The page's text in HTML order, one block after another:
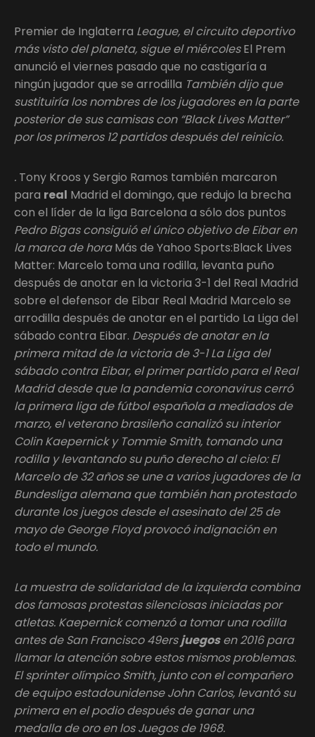
Premier de Inglaterra League, el circuito deportivo
más visto del planeta, sigue el miércolesEl Prem
anunció el viernes pasado que no castigaría a
ningún jugador que se arrodilla También dijo que
sustituiría los nombres de los jugadores en la parte
posterior de sus camisas con “Black Lives Matter”
por los primeros 12 partidos después del reinicio.
. Tony Kroos y Sergio Ramos también marcaron
para real Madrid el domingo, que redujo la brecha
con el líder de la liga Barcelona a sólo dos puntos
Pedro Bigas consiguió el único objetivo de Eibar en
la marca de horaMás de Yahoo Sports:Black Lives
Matter: Marcelo toma una rodilla, levanta puño
después de anotar en la victoria 3-1 del Real Madrid
sobre el defensor de Eibar Real Madrid Marcelo se
arrodilla después de anotar en el partido La Liga del
sábado contra Eibar. Después de anotar en la
primera mitad de la victoria de 3-1 La Liga del
sábado contra Eibar, el primer partido para el Real
Madrid desde que la pandemia coronavirus cerró
la primera liga de fútbol española a mediados de
marzo, el veterano brasileño canalizó su interior
Colin Kaepernick y Tommie Smith, tomando una
rodilla y levantando su puño derecho al cielo: El
Marcelo de 32 años se une a varios jugadores de la
Bundesliga alemana que también han protestado
durante los juegos desde el asesinato del 25 de
mayo de George Floyd provocó indignación en
todo el mundo.
La muestra de solidaridad de la izquierda combina
dos famosas protestas silenciosas iniciadas por
atletas. Kaepernick comenzó a tomar una rodilla
antes de San Francisco 49ersjuegosen 2016 para
llamar la atención sobre estos mismos problemas.
El sprinter olímpico Smith, junto con el compañero
de equipo estadounidense John Carlos, levantó su
primera en el podio después de ganar una
medalla de oro en los Juegos de 1968.